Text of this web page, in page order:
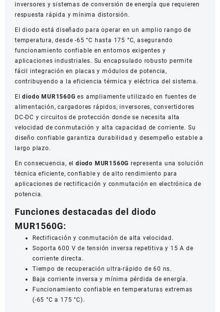
inversores y sistemas de conversión de energía que requieren
respuesta rápida y mínima distorsión.
El diodo está diseñado para operar en un amplio rango de
temperatura, desde -65 °C hasta 175 °C, asegurando
funcionamiento confiable en entornos exigentes y
aplicaciones industriales. Su encapsulado robusto permite
fácil integración en placas y módulos de potencia,
contribuyendo a la eficiencia térmica y eléctrica del sistema.
Eldiodo MUR1560G es ampliamente utilizado en fuentes de
alimentación, cargadores rápidos, inversores, convertidores
DC-DC y circuitos de protección donde se necesita alta
velocidad de conmutación y alta capacidad de corriente. Su
diseño confiable garantiza durabilidad y desempeño estable a
largo plazo.
En consecuencia, el diodo MUR1560G representa una solución
técnica eficiente, confiable y de alto rendimiento para
aplicaciones de rectificación y conmutación en electrónica de
potencia.
Funciones destacadas del diodo
MUR1560G:
Rectificación y conmutación de alta velocidad.
Soporta 600 V de tensión inversa repetitiva y 15 A de
corriente directa.
Tiempo de recuperación ultra-rápido de 60 ns.
Baja corriente inversa y mínima pérdida de energía.
Funcionamiento confiable en temperaturas extremas
(-65 °C a 175 °C).